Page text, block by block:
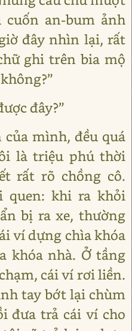
an-bum ảnh
đây nhìn lại, rất
ghi trên bia mộ
đây?”
của mình, đều quá
là triệu phú thời
rất rõ chồng cô.
quen: khi ra khỏi
bị ra xe, thường
ví dựng chìa khóa
khóa nhà. Ở tầng
cái ví rơi liền.
tay bớt lại chùm
đưa trả cái ví cho